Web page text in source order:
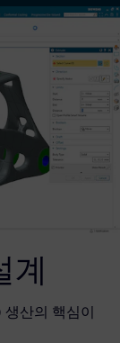
계
산의 핵심이